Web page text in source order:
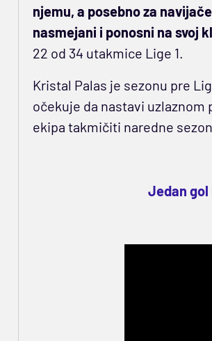
njemu, a posebno za
nasmejani i ponosni na svoj
22 od 34 utakmice Lige 1.
Kristal Palas je sezonu pre
očekuje da nastavi
ekipa takmičiti naredne
Jedan gol